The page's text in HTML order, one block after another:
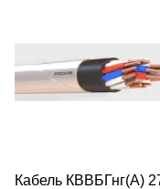
Кабель КВВБГнг(А)